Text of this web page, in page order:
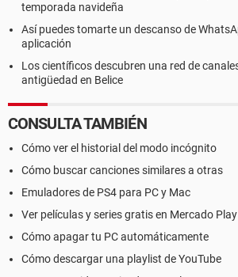
temporada navideña
Así puedes tomarte un descanso de
aplicación
Los científicos descubren una red de
antigüedad en Belice
CONSULTA TAMBIÉN
Cómo ver el historial del modo incógnito
Cómo buscar canciones similares a otras
Emuladores de PS4 para PC y Mac
Ver películas y series gratis en Mercado Play
Cómo apagar tu PC automáticamente
Cómo descargar una playlist de YouTube